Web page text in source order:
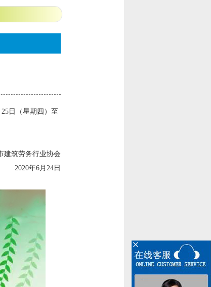
25日（星期四）至
建筑劳务行业协会
2020年6月24日